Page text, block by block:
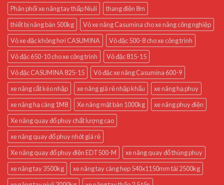
Phân phối xe nâng tay thấp Niuli
thang điện 8m
thiết bị nâng bàn 500kg
Vỏ xe nâng Casumina cho xe nâng công nghiệp
Vỏ xe đặc không hơi CASUMINA
Vỏ đặc 500-8 cho xe công trình
Vỏ đặc 650-10 cho xe công trình
Vỏ đặc 815-15
Vỏ đặc CASUMINA 825-15
Vỏ đặc xe nâng Casumina 600-9
xe nâng cắt kéo nhập
xe nâng giá rẻ nhập khẩu
xe nâng hạ phuy
xe nâng hạ càng 1M8
Xe nâng mặt bàn 1000kg
xe nâng phuy điện
Xe nâng quay đổ phuy chất lượng cao
xe nâng quay đổ phuy nhót giá rẻ
Xe nâng quay đổ phuy điện EDT500-M
xe nâng quay đổ thùng phuy
xe nâng tay 3500kg
xe nâng tay càng hẹp 540x1150mm tải 2500kg